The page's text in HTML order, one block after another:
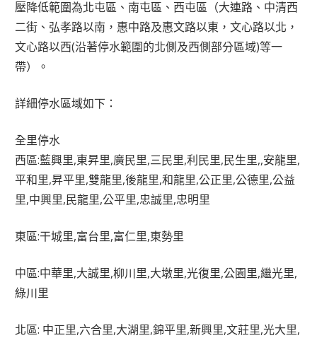
壓降低範圍為北屯區、南屯區、西屯區（大連路、中清西
二街、弘孝路以南，惠中路及惠文路以東，文心路以北，
文心路以西(沿著停水範圍的北側及西側部分區域)等一
帶）。
詳細停水區域如下：
全里停水
西區:藍興里,東昇里,廣民里,三民里,利民里,民生里,,安龍里,
平和里,昇平里,雙龍里,後龍里,和龍里,公正里,公德里,公益
里,中興里,民龍里,公平里,忠誠里,忠明里
東區:干城里,富台里,富仁里,東勢里
中區:中華里,大誠里,柳川里,大墩里,光復里,公園里,繼光里,
綠川里
北區: 中正里,六合里,大湖里,錦平里,新興里,文莊里,光大里,